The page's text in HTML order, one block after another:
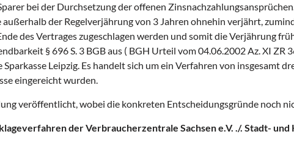
bei der Durchsetzung der offenen
der Regelverjährung von 3 Jahren ohnehin verjährt,
des Vertrages zugeschlagen werden und somit die Verjährung
§ 696 S. 3 BGB aus ( BGH Urteil vom 04.06.2002 Az. XI
Leipzig. Es handelt sich um ein Verfahren von insgesamt
eingereicht wurden.
veröffentlicht, wobei die konkreten Entscheidungsgründe noch
der Verbraucherzentrale Sachsen e.V. ./. Stadt- und